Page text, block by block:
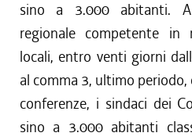
sino a 3.000 abitanti.
regionale competente in
locali, entro venti giorni
al comma 3, ultimo
conferenze, i sindaci dei
sino a 3.000 abitanti